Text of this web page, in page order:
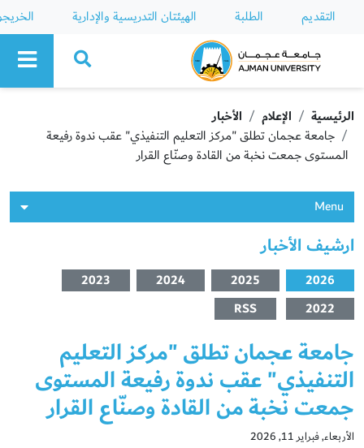
التقديم الطلبة الهيئتان التدريسية والإدارية
Ajman University
الرئيسية الإعلام
الأخبار
جامعة عجمان تطلق "مركز التعليم التنفيذي" عقب ندوة رفيعة
المستوى جمعت نخبة من القادة وصنّاع القرار
Menu
ارشيف الأخبار
2026
2025
2024
2023
2022
RSS
جامعة عجمان تطلق "مركز التعليم
التنفيذي" عقب ندوة رفيعة المستوى
جمعت نخبة من القادة وصنّاع القرار
الأربعاء, فبراير 11, 2026